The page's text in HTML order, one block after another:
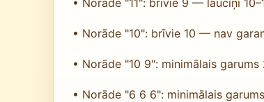
• Norāde "11": brīvie 9 — lauciņi
• Norāde "10": brīvie 10 — nav
• Norāde "10 9": minimālais
• Norāde "6 6 6": minimālais